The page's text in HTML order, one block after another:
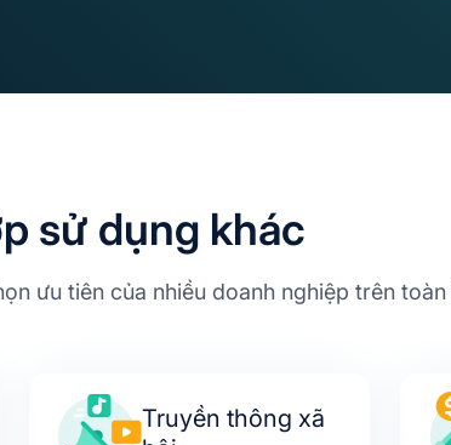
sử dụng khác
ưu tiên của nhiều doanh nghiệp trên
Truyền thông xã